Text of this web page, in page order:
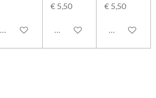
Bekijk details
€ 5,50
Bekijk details
€ 5,50
Bekijk details